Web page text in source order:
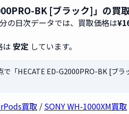
BK [ブラック]」の買
の日次データでは、買取価格は
は 安定 しています。
で「HECATE ED-G2000PRO-BK [ブ
買取 / SONY WH-1000XM買取